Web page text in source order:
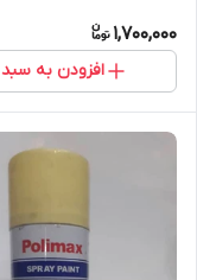
1,700,000
افزودن به سبد